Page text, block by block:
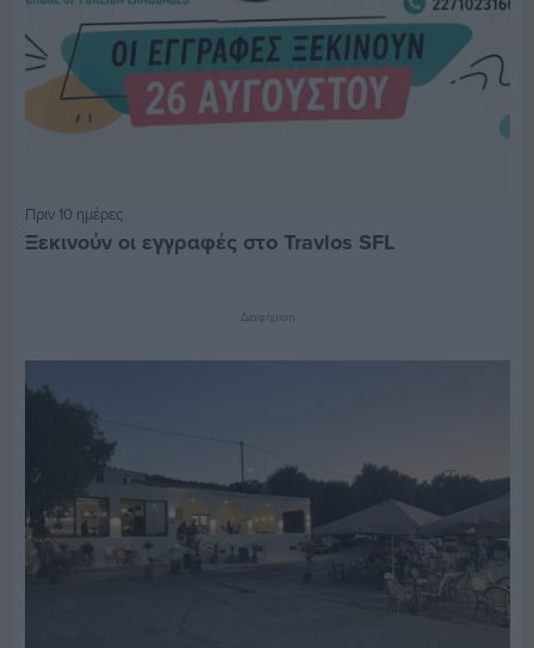
Πριν 10 ημέρες
Ξεκινούν οι εγγραφές στο Travlos SFL
Διαφήμιση